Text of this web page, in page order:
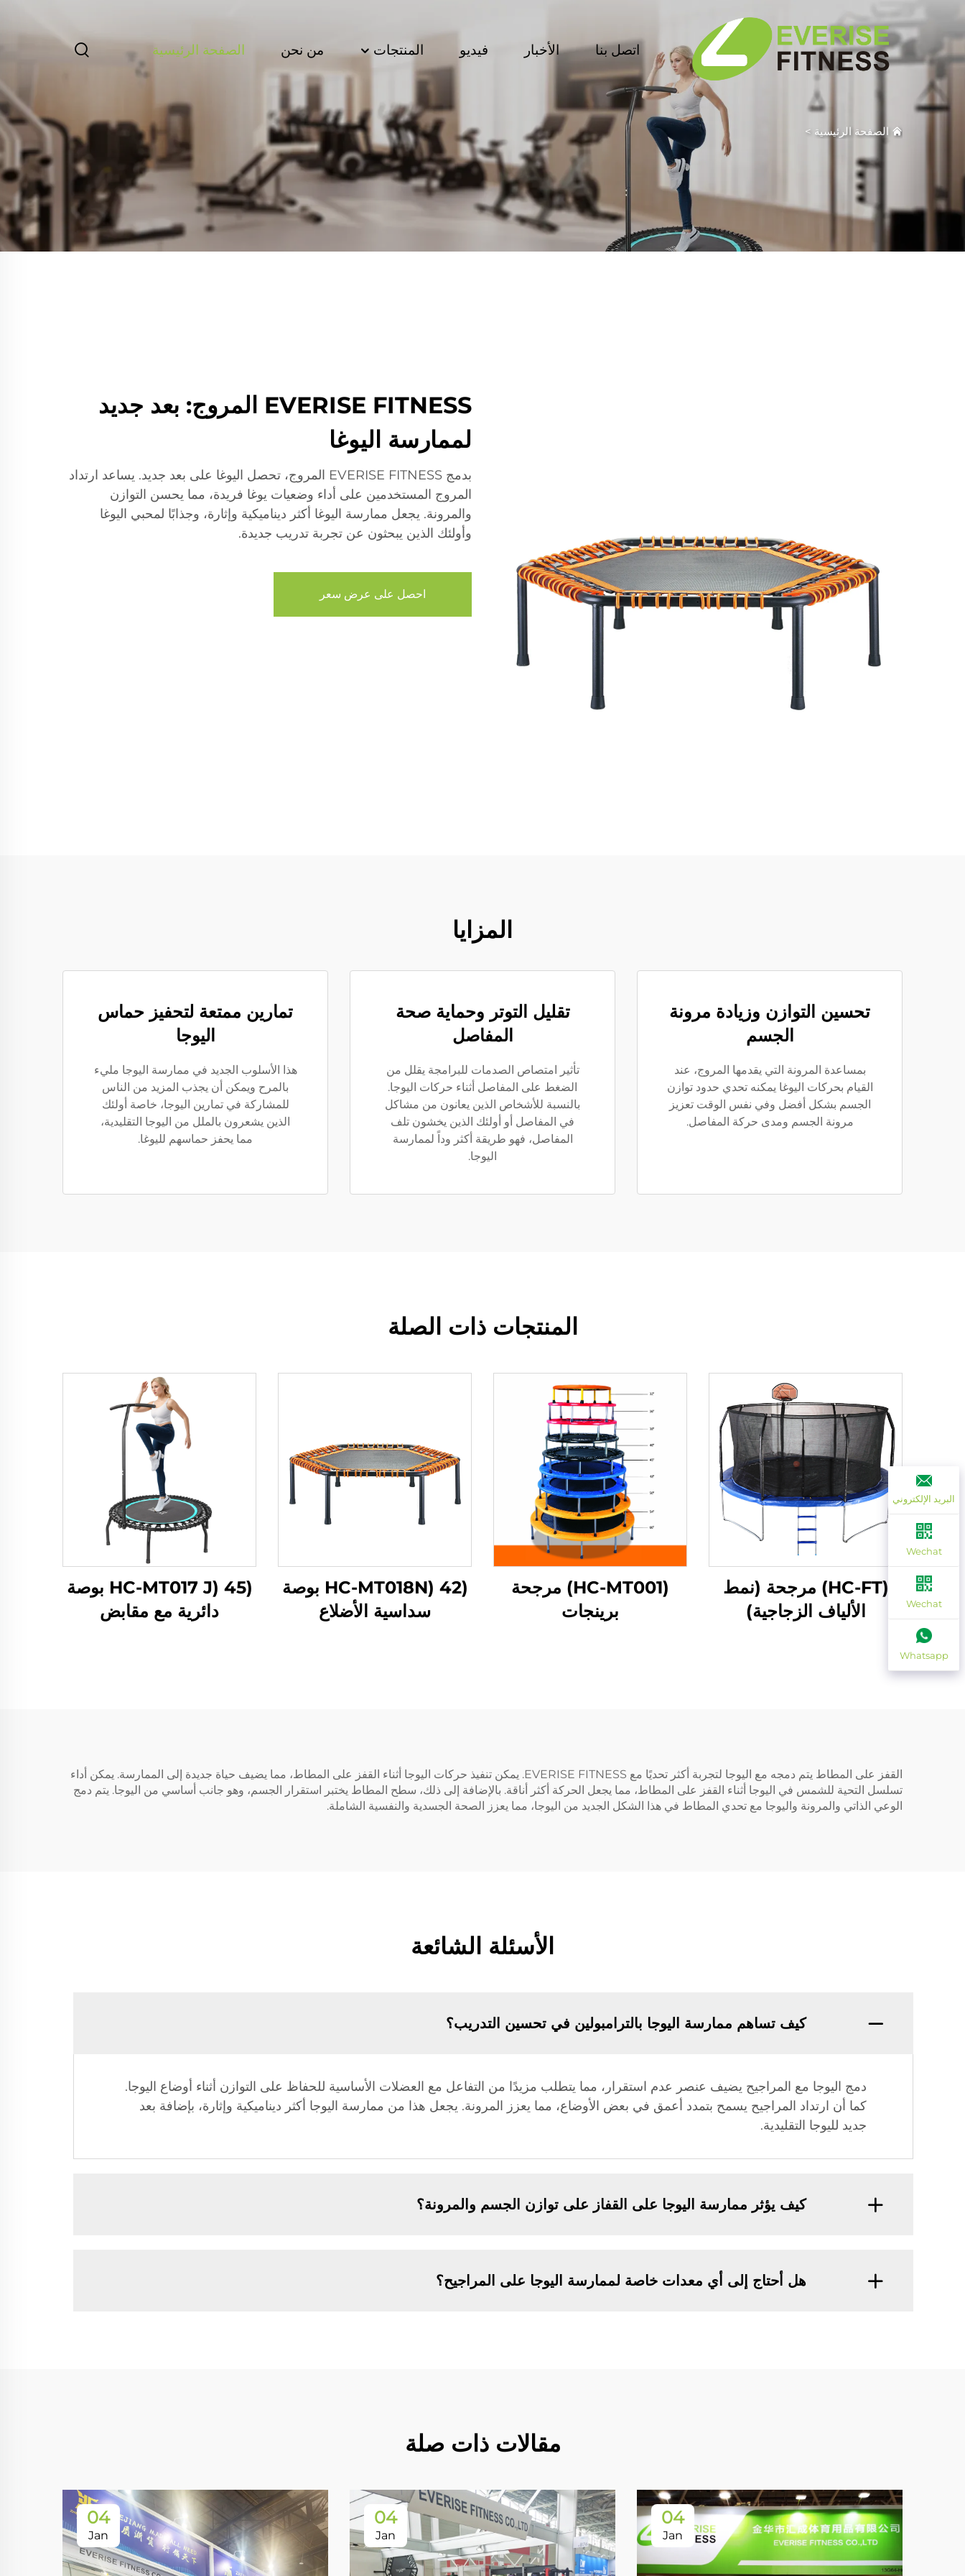
الصفحة الرئيسية من نحن المنتجات فيديو الأخبار اتصل بنا
الصفحة الرئيسية >
EVERISE FITNESS المروج: بعد جديد
لممارسة اليوغا
بدمج EVERISE FITNESS المروج، تحصل اليوغا على بعد جديد. يساعد ارتداد
المروج المستخدمين على أداء وضعيات يوغا فريدة، مما يحسن التوازن
والمرونة. يجعل ممارسة اليوغا أكثر ديناميكية وإثارة، وجذابًا لمحبي اليوغا
وأولئك الذين يبحثون عن تجربة تدريب جديدة.
احصل على عرض سعر
المزايا
تحسين التوازن وزيادة مرونة
الجسم
بمساعدة المرونة التي يقدمها المروج، عند
القيام بحركات اليوغا يمكنه تحدي حدود توازن
الجسم بشكل أفضل وفي نفس الوقت تعزيز
مرونة الجسم ومدى حركة المفاصل.
تقليل التوتر وحماية صحة
المفاصل
تأثير امتصاص الصدمات للبرامجة يقلل من
الضغط على المفاصل أثناء حركات اليوجا.
بالنسبة للأشخاص الذين يعانون من مشاكل
في المفاصل أو أولئك الذين يخشون تلف
المفاصل، فهو طريقة أكثر وداً لممارسة
اليوجا.
تمارين ممتعة لتحفيز حماس
اليوجا
هذا الأسلوب الجديد في ممارسة اليوجا مليء
بالمرح ويمكن أن يجذب المزيد من الناس
للمشاركة في تمارين اليوجا، خاصة أولئك
الذين يشعرون بالملل من اليوجا التقليدية،
مما يحفز حماسهم لليوغا.
المنتجات ذات الصلة
(HC-FT) مرجحة (نمط
الألياف الزجاجية)
(HC-MT001) مرجحة
برينجات
(HC-MT018N) 42 بوصة
سداسية الأضلاع
(HC-MT017 J) 45 بوصة
دائرية مع مقابض
القفز على المطاط يتم دمجه مع اليوجا لتجربة أكثر تحديًا مع EVERISE FITNESS. يمكن تنفيذ حركات اليوجا أثناء القفز على المطاط، مما يضيف حياة جديدة إلى الممارسة. يمكن أداء
تسلسل التحية للشمس في اليوجا أثناء القفز على المطاط، مما يجعل الحركة أكثر أناقة. بالإضافة إلى ذلك، سطح المطاط يختبر استقرار الجسم، وهو جانب أساسي من اليوجا. يتم دمج
الوعي الذاتي والمرونة واليوجا مع تحدي المطاط في هذا الشكل الجديد من اليوجا، مما يعزز الصحة الجسدية والنفسية الشاملة.
الأسئلة الشائعة
كيف تساهم ممارسة اليوجا بالترامبولين في تحسين التدريب؟
دمج اليوجا مع المراجيح يضيف عنصر عدم استقرار، مما يتطلب مزيدًا من التفاعل مع العضلات الأساسية للحفاظ على التوازن أثناء أوضاع اليوجا.
كما أن ارتداد المراجيح يسمح بتمدد أعمق في بعض الأوضاع، مما يعزز المرونة. يجعل هذا من ممارسة اليوجا أكثر ديناميكية وإثارة، بإضافة بعد
جديد لليوجا التقليدية.
كيف يؤثر ممارسة اليوجا على القفاز على توازن الجسم والمرونة؟
هل أحتاج إلى أي معدات خاصة لممارسة اليوجا على المراجيح؟
مقالات ذات صلة
04
Jan
04
Jan
04
Jan
البريد الإلكتروني
Wechat
Wechat
Whatsapp